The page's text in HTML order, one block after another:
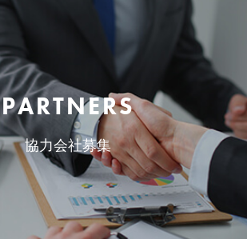
PARTNERS
協力会社募集